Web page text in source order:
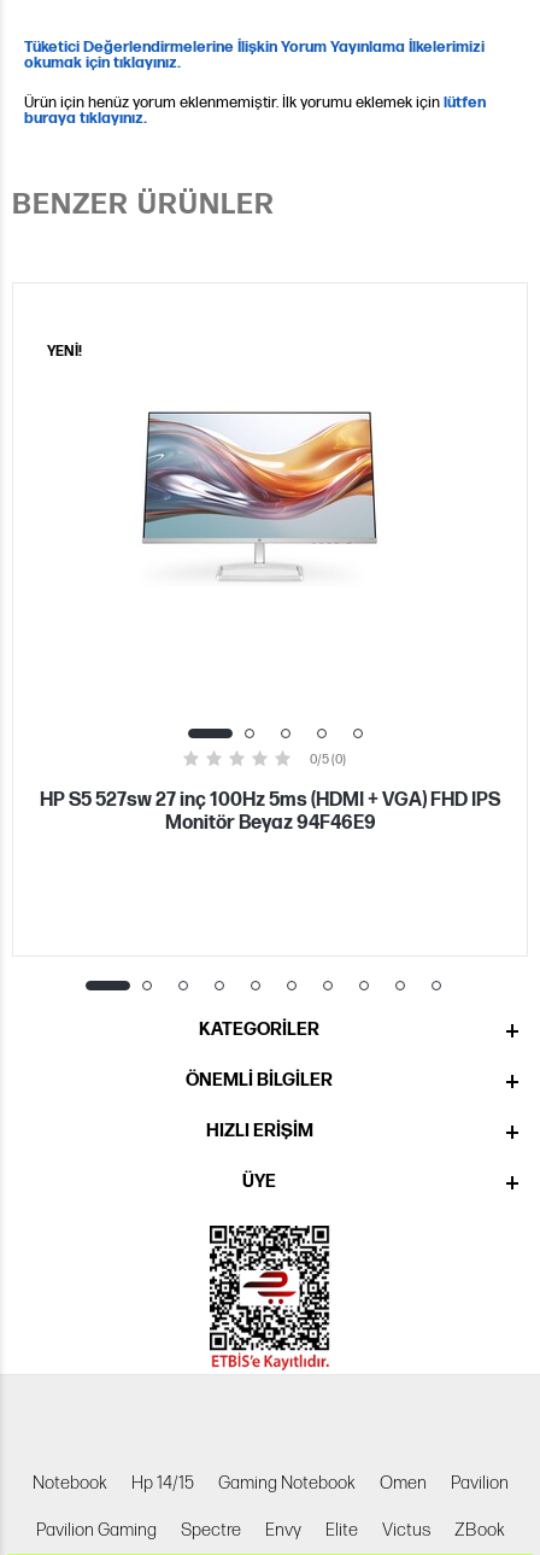
Tüketici Değerlendirmelerine İlişkin Yorum Yayınlama İlkelerimizi
okumak için tıklayınız.
Ürün için henüz yorum eklenmemiştir. İlk yorumu eklemek içinlütfen
buraya tıklayınız.
BENZER ÜRÜNLER
YENİ!
0/5 (0)
HP S5 527sw 27 inç 100Hz 5ms (HDMI + VGA) FHD IPS
Monitör Beyaz 94F46E9
KATEGORILER
ÖNEMLI BILGILER
HIZLI ERIŞIM
ÜYE
Notebook Hp 14/15 Gaming Notebook Omen Pavilion
Pavilion Gaming Spectre Envy Elite Victus ZBook